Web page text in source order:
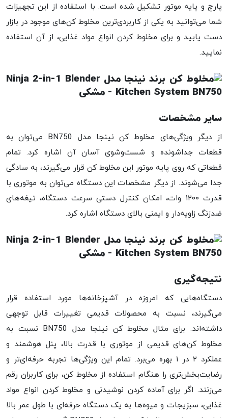
پارچ و پایه موتور تشکیل شده است. با استفاده از این تجهیزات
شما می‌توانید به یکی از کاربردی‌ترین مخلوط کن‌های موجود در بازار
دست یابید و برای مخلوط کردن انواع مواد غذایی، از آن استفاده
نمایید.
سایر مشخصات
از دیگر ویژگی‌های مخلوط کن نینجا مدل BN750 می‌توان به
قطعات جدا‌شونده و شست‌‌و‌شوی آسان آن اشاره کرد. تمام
قطعاتی که روی پایه موتور این مخلوط کن قرار می‌گیرند، به سادگی
جدا می‌شوند. از دیگر مشخصات این دستگاه می‌توان به موتوری با
قدرت ۱۲۰۰ وات، امکان کنترل دستی سرعت دستگاه، تیغه‌های
ضد‌زنگ زاویه‌دار و ایمنی بالای دستگاه اشاره کرد.
نتیجه‌گیری
دستگاه‌هایی که امروزه در آشپزخانه‌ها مورد استفاده قرار
می‌گیرند، نسبت به محصولات قدیمی تغییرات قابل توجهی
داشته‌اند. برای مثال مخلوط کن نینجا مدل BN750 نسبت به
مخلوط کن‌های قدیمی از موتوری با قدرت بالا، پنل هوشمند و
عملکرد ۲ در ۱ بهره می‌برد. تمام این ویژگی‌ها تجربه حرفه‌ای‌تر و
رضایت‌بخش‌تری را هنگام استفاده از مخلوط کن، برای کاربران رقم
می‌زنند. اگر برای آماده کردن نوشیدنی و مخلوط کردن انواع مواد
غذایی، سبزیجات و میوه‌ها به یک دستگاه حرفه‌ای با طول عمر بالا